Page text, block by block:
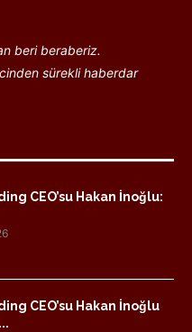
beri beraberiz.
sürekli haberdar
CEO’su Hakan İnoğlu:
CEO’su Hakan İnoğlu